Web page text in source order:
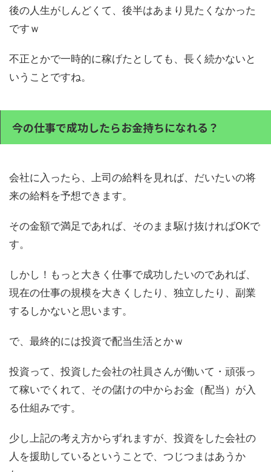
後の人生がしんどくて、後半はあまり見たくなかった
ですｗ
不正とかで一時的に稼げたとしても、長く続かないと
いうことですね。
今の仕事で成功したらお金持ちになれる？
会社に入ったら、上司の給料を見れば、だいたいの将
来の給料を予想できます。
その金額で満足であれば、そのまま駆け抜ければOKで
す。
しかし！もっと大きく仕事で成功したいのであれば、
現在の仕事の規模を大きくしたり、独立したり、副業
するしかないと思います。
で、最終的には投資で配当生活とかｗ
投資って、投資した会社の社員さんが働いて・頑張っ
て稼いでくれて、その儲けの中からお金（配当）が入
る仕組みです。
少し上記の考え方からずれますが、投資をした会社の
人を援助しているということで、つじつまはあうか